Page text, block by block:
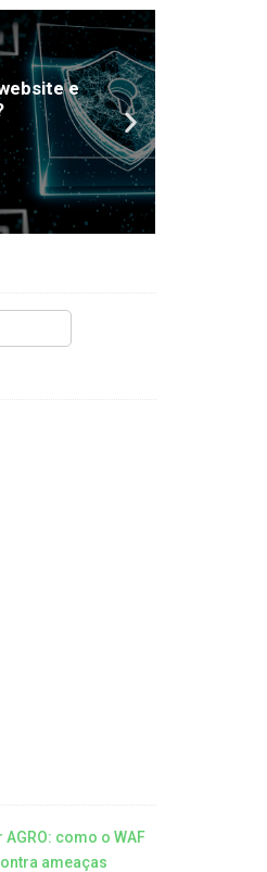
como o WAF
ameaças